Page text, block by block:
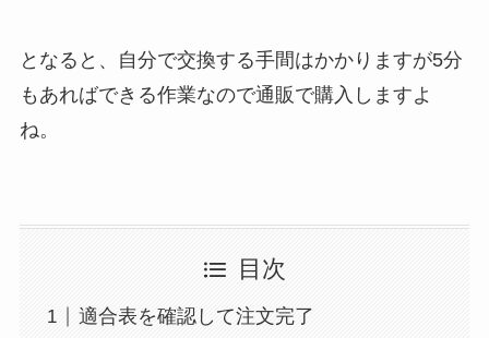
となると、自分で交換する手間はかかりますが5分
もあればできる作業なので通販で購入しますよ
ね。
目次
適合表を確認して注文完了